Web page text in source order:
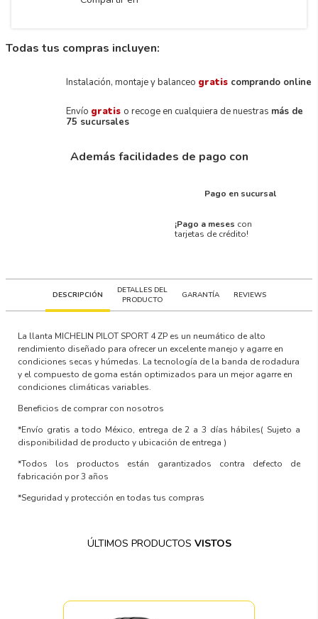
Todas tus compras incluyen:
Instalación, montaje y balanceo gratis comprando online
Envío gratis o recoge en cualquiera de nuestras más de
75 sucursales
Además facilidades de pago con
Pago en sucursal
¡Pago a meses con
tarjetas de crédito!
DESCRIPCIÓN
DETALLES DEL
PRODUCTO
GARANTÍA REVIEWS
La llanta MICHELIN PILOT SPORT 4 ZP es un neumático de alto
rendimiento diseñado para ofrecer un excelente manejo y agarre en
condiciones secas y húmedas. La tecnología de la banda de rodadura
y el compuesto de goma están optimizados para un mejor agarre en
condiciones climáticas variables.
Beneficios de comprar con nosotros
*Envío gratis a todo México, entrega de 2 a 3 días hábiles( Sujeto a
disponibilidad de producto y ubicación de entrega )
*Todos los productos están garantizados contra defecto de
fabricación por 3 años
*Seguridad y protección en todas tus compras
ÚLTIMOS PRODUCTOS VISTOS